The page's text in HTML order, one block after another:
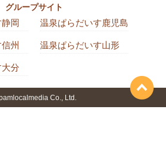
グループサイト
岡 温泉ぱらだいす鹿児島
州 温泉ぱらだいす山形
分
Co., Ltd.